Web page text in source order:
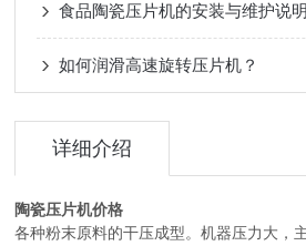
食品陶瓷压片机的安装与维护说明
如何润滑高速旋转压片机？
详细介绍
陶瓷压片机价格
各种粉末原料的干压成型。机器压力大，